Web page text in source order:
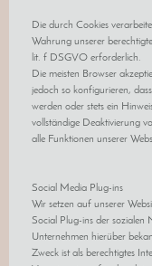
Die durch Cookies
Wahrung unserer
lit. f DSGVO erforderlich.
Die meisten Browser
jedoch so konfigurieren,
werden oder stets ein
vollständige Deaktivierung
alle Funktionen unserer
Social Media Plug-ins
Wir setzen auf unserer
Social Plug-ins der sozialen
Unternehmen hierüber
Zweck ist als berechtigtes